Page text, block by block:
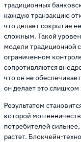
традиционных
каждую транзакцию
что делает сокрытие
сложным. Такой
модели традиционной
ограниченном
сопротивляются
что он не
он делает это
Результатом
которой
потребителей
растет. Блокчейн-